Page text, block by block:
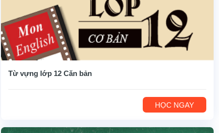
Từ vựng lớp 12 Căn bản
HỌC NGAY